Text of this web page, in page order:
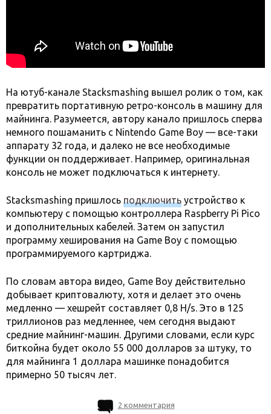
На ютуб-канале Stacksmashing вышел ролик о том, как
превратить портативную ретро-консоль в машину для
майнинга. Разумеется, автору канало пришлось сперва
немного пошаманить с Nintendo Game Boy — все-таки
аппарату 32 года, и далеко не все необходимые
функции он поддерживает. Например, оригинальная
консоль не может подключаться к интернету.
Stacksmashing пришлось подключить устройство к
компьютеру с помощью контроллера Raspberry Pi Pico
и дополнительных кабелей. Затем он запустил
программу хеширования на Game Boy с помощью
программируемого картриджа.
По словам автора видео, Game Boy действительно
добывает криптовалюту, хотя и делает это очень
медленно — хешрейт составляет 0,8 H/s. Это в 125
триллионов раз медленнее, чем сегодня выдают
средние майнинг-машин. Другими словами, если курс
биткойна будет около 55 000 долларов за штуку, то
для майнинга 1 доллара машинке понадобится
примерно 50 тысяч лет.
2 комментария